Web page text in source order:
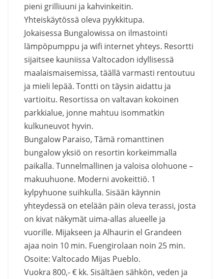
pieni grilliuuni ja kahvinkeitin.
Yhteiskäytössä oleva pyykkitupa.
Jokaisessa Bungalowissa on ilmastointi
lämpöpumppu ja wifi internet yhteys. Resortti
sijaitsee kauniissa Valtocadon idyllisessä
maalaismaisemissa, täällä varmasti rentoutuu
ja mieli lepää. Tontti on täysin aidattu ja
vartioitu. Resortissa on valtavan kokoinen
parkkialue, jonne mahtuu isommatkin
kulkuneuvot hyvin.
Bungalow Paraiso, Tämä romanttinen
bungalow yksiö on resortin korkeimmalla
paikalla. Tunnelmallinen ja valoisa olohuone –
makuuhuone. Moderni avokeittiö. 1
kylpyhuone suihkulla. Sisään käynnin
yhteydessä on etelään päin oleva terassi, josta
on kivat näkymät uima-allas alueelle ja
vuorille. Mijakseen ja Alhaurin el Grandeen
ajaa noin 10 min. Fuengirolaan noin 25 min.
Osoite: Valtocado Mijas Pueblo.
Vuokra 800,- € kk. Sisältäen sähkön, veden ja